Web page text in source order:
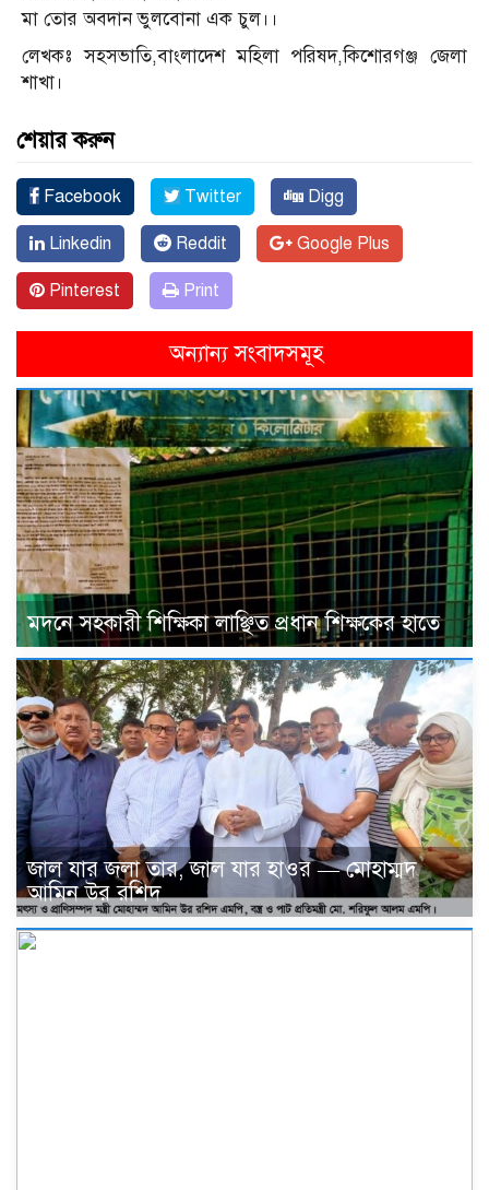
মা তোর অবদান ভুলবোনা এক চুল।।
লেখকঃ সহসভাতি,বাংলাদেশ মহিলা পরিষদ,কিশোরগঞ্জ জেলা
শাখা।
শেয়ার করুন
Facebook Twitter Digg
Linkedin Reddit Google Plus
Pinterest Print
অন্যান্য সংবাদসমূহ
মদনে সহকারী শিক্ষিকা লাঞ্ছিত প্রধান শিক্ষকের হাতে
জাল যার জলা তার, জাল যার হাওর — মোহাম্মদ
আমিন উর রশিদ